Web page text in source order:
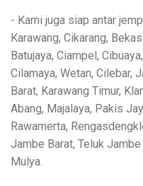
- Kami juga siap antar
Karawang, Cikarang,
Batujaya, Ciampel,
Cilamaya, Wetan, Cilebar,
Barat, Karawang Timur,
Abang, Majalaya, Pakis
Rawamerta,
Jambe Barat, Teluk
Mulya.